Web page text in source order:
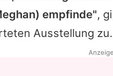
empfinde",
Ausstellung zu.
Anzeige